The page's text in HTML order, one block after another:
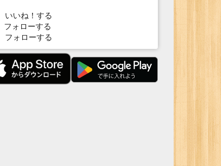
いいね！する
ォローする
フォローする